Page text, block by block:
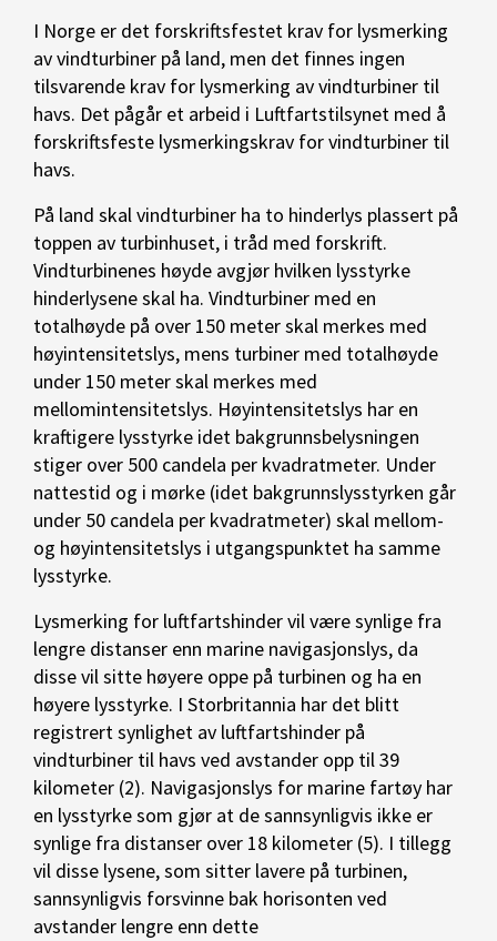
I Norge er det forskriftsfestet krav for lysmerking
av vindturbiner på land, men det finnes ingen
tilsvarende krav for lysmerking av vindturbiner til
havs. Det pågår et arbeid i Luftfartstilsynet med å
forskriftsfeste lysmerkingskrav for vindturbiner til
havs.
På land skal vindturbiner ha to hinderlys plassert på
toppen av turbinhuset, i tråd med forskrift.
Vindturbinenes høyde avgjør hvilken lysstyrke
hinderlysene skal ha. Vindturbiner med en
totalhøyde på over 150 meter skal merkes med
høyintensitetslys, mens turbiner med totalhøyde
under 150 meter skal merkes med
mellomintensitetslys. Høyintensitetslys har en
kraftigere lysstyrke idet bakgrunnsbelysningen
stiger over 500 candela per kvadratmeter. Under
nattestid og i mørke (idet bakgrunnslysstyrken går
under 50 candela per kvadratmeter) skal mellom-
og høyintensitetslys i utgangspunktet ha samme
lysstyrke.
Lysmerking for luftfartshinder vil være synlige fra
lengre distanser enn marine navigasjonslys, da
disse vil sitte høyere oppe på turbinen og ha en
høyere lysstyrke. I Storbritannia har det blitt
registrert synlighet av luftfartshinder på
vindturbiner til havs ved avstander opp til 39
kilometer (2). Navigasjonslys for marine fartøy har
en lysstyrke som gjør at de sannsynligvis ikke er
synlige fra distanser over 18 kilometer (5). I tillegg
vil disse lysene, som sitter lavere på turbinen,
sannsynligvis forsvinne bak horisonten ved
avstander lengre enn dette